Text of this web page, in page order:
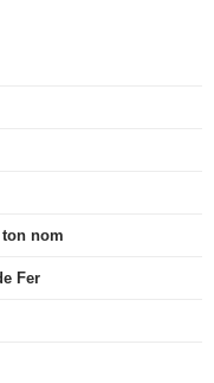
ton nom
Fer